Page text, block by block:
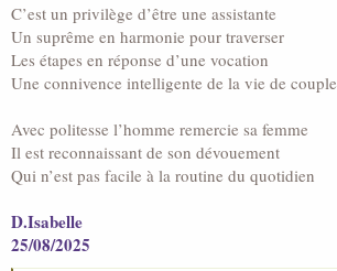
C’est un privilège d’être une assistante
Un suprême en harmonie pour traverser
Les étapes en réponse d’une vocation
Une connivence intelligente de la vie de couple
Avec politesse l’homme remercie sa femme
Il est reconnaissant de son dévouement
Qui n’est pas facile à la routine du quotidien
D.Isabelle
25/08/2025